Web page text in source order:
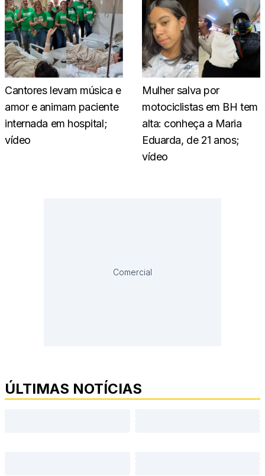
Cantores levam música e
amor e animam paciente
internada em hospital;
vídeo
Mulher salva por
motociclistas em BH tem
alta: conheça a Maria
Eduarda, de 21 anos;
vídeo
Comercial
ÚLTIMAS NOTÍCIAS